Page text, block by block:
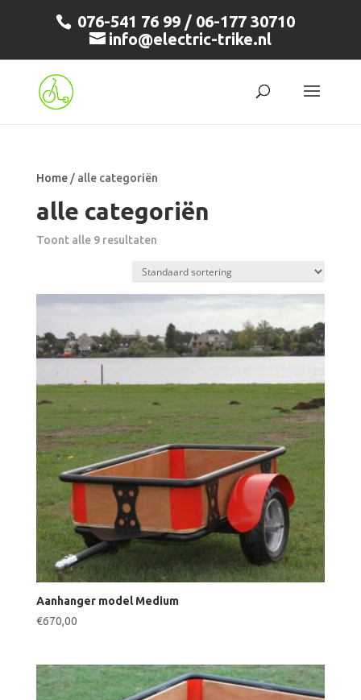
076-541 76 99 / 06-177 30710
info@electric-trike.nl
Home/ alle categoriën
alle categoriën
Toont alle 9 resultaten
Aanhanger model Medium
€670,00